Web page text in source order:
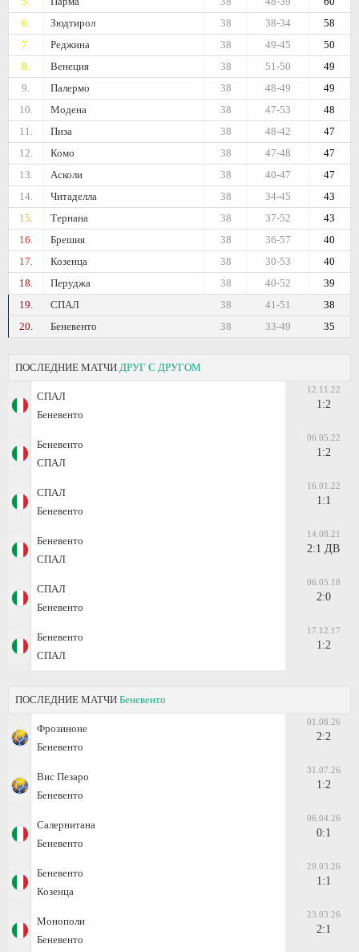
6.
Зюдтирол 58
38-34
38
7.
Реджина 50
49-45
38
8.
Венеция 49
51-50
38
9.
Палермо 49
48-49
38
10.
Модена 48
47-53
38
11.
Пиза 47
48-42
38
12.
Комо 47
47-48
38
13.
Асколи 47
40-47
38
14.
Читаделла 43
34-45
38
15.
Тернана 43
37-52
38
16.
Брешия 40
36-57
38
17.
Козенца 40
30-53
38
18.
Перуджа 39
40-52
38
19.
СПАЛ 38
41-51
38
20.
Беневенто 35
33-49
38
ПОСЛЕДНИЕ МАТЧИ ДРУГ С ДРУГОМ
СПАЛ
Беневенто
12.11.22
1:2
Беневенто
СПАЛ
06.05.22
1:2
СПАЛ
Беневенто
16.01.22
1:1
Беневенто
СПАЛ
14.08.21
2:1 ДВ
СПАЛ
Беневенто
06.05.18
2:0
Беневенто
СПАЛ
17.12.17
1:2
ПОСЛЕДНИЕ МАТЧИ Беневенто
Фрозиноне
Беневенто
01.08.26
2:2
Вис Пезаро
Беневенто
31.07.26
1:2
Салернитана
Беневенто
06.04.26
0:1
Беневенто
Козенца
29.03.26
1:1
Монополи
Беневенто
23.03.26
2:1